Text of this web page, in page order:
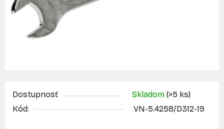
Dostupnosť Skladom (>5 ks)
Kód:
VN-5.4258/D312-19